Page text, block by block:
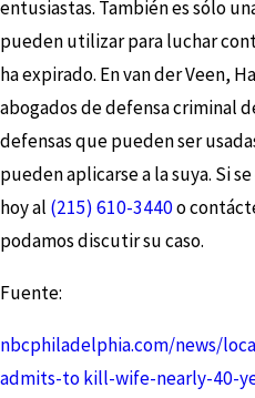
entusiastas. También es sólo
pueden utilizar para luchar
ha expirado. En van der Veen,
abogados de defensa criminal
defensas que pueden ser
pueden aplicarse a la suya. Si
hoy al (215) 610-3440o
podamos discutir su caso.
Fuente:
nbcphiladelphia.com/news/
admits-to kill-wife-nearly-40-